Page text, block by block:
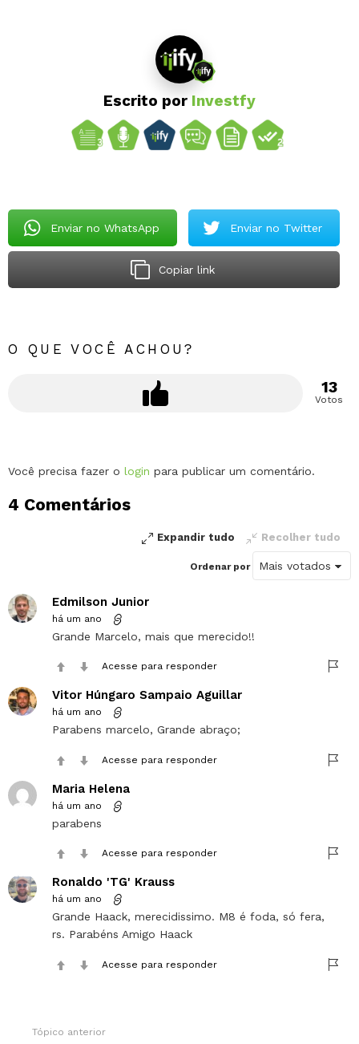
Escrito por Investfy
Enviar no WhatsApp Enviar no Twitter
Copiar link
O QUE VOCÊ ACHOU?
13
Votos
Deixe
comentário
Você precisa fazer o login para publicar um comentário.
4 Comentários
Expandir tudo Recolher tudo
Ordenar por
Edmilson Junior
há um ano
Grande Marcelo, mais que merecido!!
Acesse para responder
Vitor Húngaro Sampaio Aguillar
há um ano
Parabens marcelo, Grande abraço;
Acesse para responder
Maria Helena
há um ano
parabens
Acesse para responder
Ronaldo 'TG' Krauss
há um ano
Grande Haack, merecidissimo. M8 é foda, só fera,
rs. Parabéns Amigo Haack
Acesse para responder
Tópico anterior